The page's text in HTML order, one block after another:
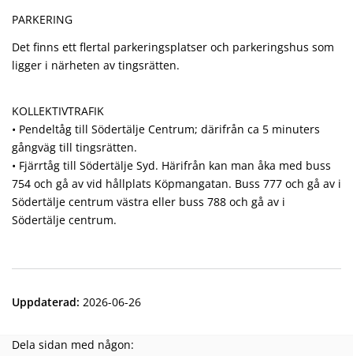
PARKERING
Det finns ett flertal parkeringsplatser och parkeringshus som
ligger i närheten av tingsrätten.
KOLLEKTIVTRAFIK
• Pendeltåg till Södertälje Centrum; därifrån ca 5 minuters
gångväg till tingsrätten.
• Fjärrtåg till Södertälje Syd. Härifrån kan man åka med buss
754 och gå av vid hållplats Köpmangatan. Buss 777 och gå av i
Södertälje centrum västra eller buss 788 och gå av i
Södertälje centrum.
Uppdaterad: 2026-06-26
Dela sidan med någon: